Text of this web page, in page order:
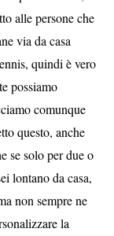
alle persone che
via da casa
quindi è vero
possiamo
comunque
questo, anche
se solo per due o
lontano da casa,
non sempre ne
la